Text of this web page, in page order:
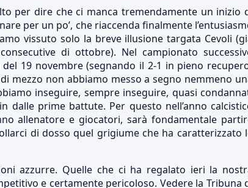
per dire che ci manca tremendamente un inizio
per un po’, che riaccenda finalmente
vissuto solo la breve illusione targata Cevoli
di ottobre). Nel campionato
19 novembre (segnando il 2-1 in pieno
mezzo non abbiamo messo a segno nemmeno
inseguire, sempre inseguire, quasi
dalle prime battute. Per questo nell’anno
allenatore e giocatori, sarà fondamentale
di dosso quel grigiume che ha caratterizzato
azzurre. Quelle che ci ha regalato ieri la
e certamente pericoloso. Vedere la Tribuna